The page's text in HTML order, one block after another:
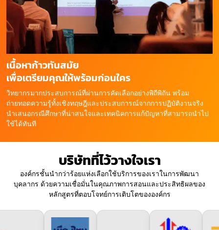
เนื้อหาก้าวทันสมัย
เพื่อเตรียมคุณให้พร้อมก่อนใคร
วิทยากรมากประสบการณ์ที่ผ่านการคัดเลือกอย่างพิถีพิถัน พร้อม
ถ่ายทอดความรู้ทั้งเชิงทฤษฎีและประสบการณ์จากการปฏิบัติงานจริง
นำเสนอกรณีศึกษาที่น่าสนใจและเทคนิคการแก้ปัญหาที่สามารถนำไป
ใช้ได้ทันที
บริษัทที่ไว้วางใจเรา
องค์กรชั้นนำกว่าร้อยแห่งเลือกใช้บริการของเราในการพัฒนา
บุคลากร ด้วยความเชื่อมั่นในคุณภาพการสอนและประสิทธิผลของ
หลักสูตรที่ตอบโจทย์การเติบโตขององค์กร